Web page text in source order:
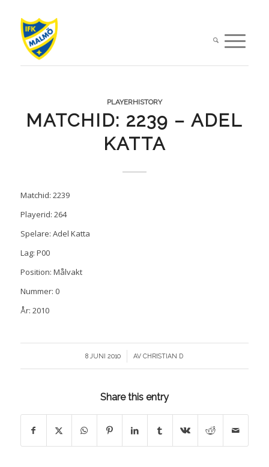
PLAYERHISTORY
MATCHID: 2239 – ADEL
KATTA
Matchid: 2239
Playerid: 264
Spelare: Adel Katta
Lag: P00
Position: Målvakt
Nummer: 0
År: 2010
8 JUNI 2010
/ AVCHRISTIAN D
Share this entry